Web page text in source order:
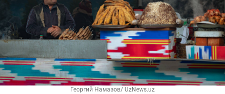
Георгий Намазов/ UzNews.uz